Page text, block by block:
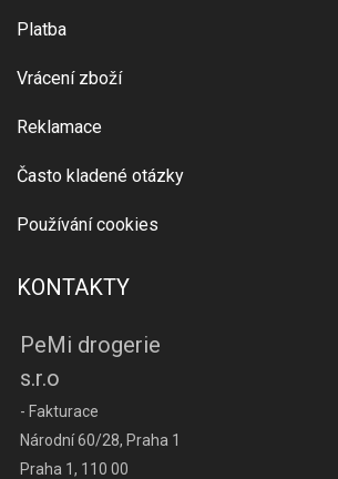
Platba
Vrácení zboží
Reklamace
Často kladené otázky
Používání cookies
KONTAKTY
PeMi drogerie
s.r.o
- Fakturace
Národní 60/28, Praha 1
Praha 1, 110 00